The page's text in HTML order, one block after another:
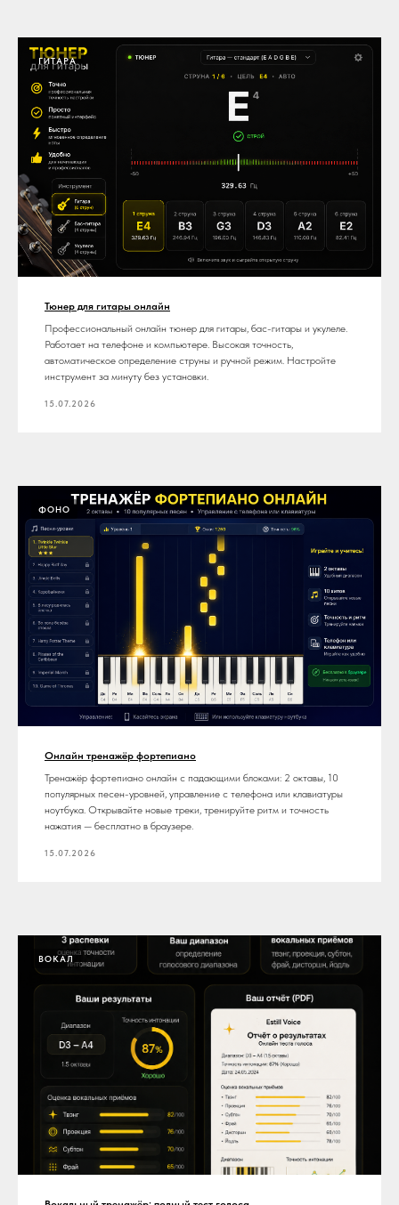
ГИТАРА
Тюнер для гитары онлайн
Профессиональный онлайн тюнер для гитары, бас-гитары и укулеле.
Работает на телефоне и компьютере. Высокая точность,
автоматическое определение струны и ручной режим. Настройте
инструмент за минуту без установки.
15.07.2026
ФОНО
Онлайн тренажёр фортепиано
Тренажёр фортепиано онлайн с падающими блоками: 2 октавы, 10
популярных песен-уровней, управление с телефона или клавиатуры
ноутбука. Открывайте новые треки, тренируйте ритм и точность
нажатия — бесплатно в браузере.
15.07.2026
ВОКАЛ